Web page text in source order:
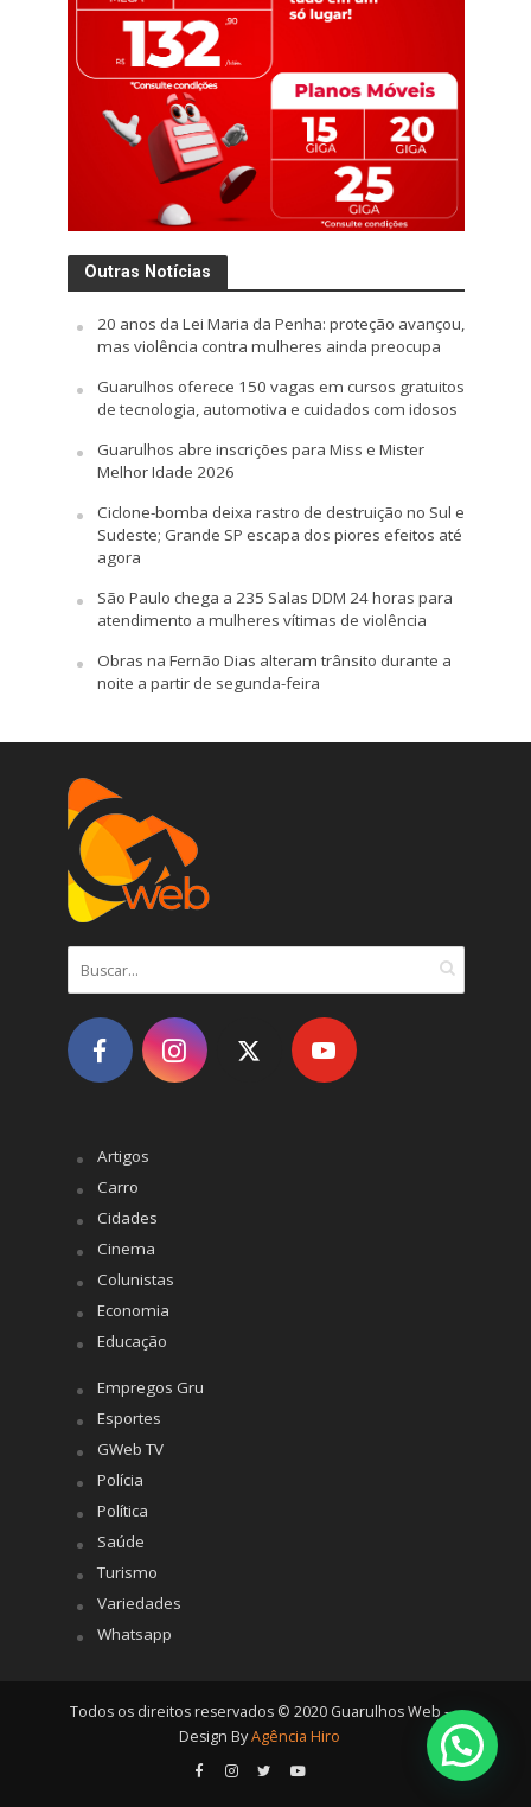
Outras Notícias
20 anos da Lei Maria da Penha: proteção avançou,
mas violência contra mulheres ainda preocupa
Guarulhos oferece 150 vagas em cursos gratuitos
de tecnologia, automotiva e cuidados com idosos
Guarulhos abre inscrições para Miss e Mister
Melhor Idade 2026
Ciclone-bomba deixa rastro de destruição no Sul e
Sudeste; Grande SP escapa dos piores efeitos até
agora
São Paulo chega a 235 Salas DDM 24 horas para
atendimento a mulheres vítimas de violência
Obras na Fernão Dias alteram trânsito durante a
noite a partir de segunda-feira
Artigos
Carro
Cidades
Cinema
Colunistas
Economia
Educação
Empregos Gru
Esportes
GWeb TV
Polícia
Política
Saúde
Turismo
Variedades
Whatsapp
Todos os direitos reservados © 2020 Guarulhos Web -
Design ByAgência Hiro